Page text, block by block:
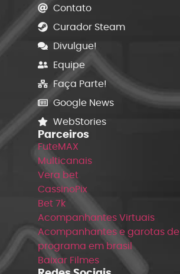
Contato
Curador Steam
Divulgue!
Equipe
Faça Parte!
Google News
WebStories
Parceiros
FuteMAX
Multicanais
Vera bet
CassinoPix
Bet 7k
Acompanhantes Virtuais
Acompanhantes e garotas de
programa em brasil
Baixar Filmes